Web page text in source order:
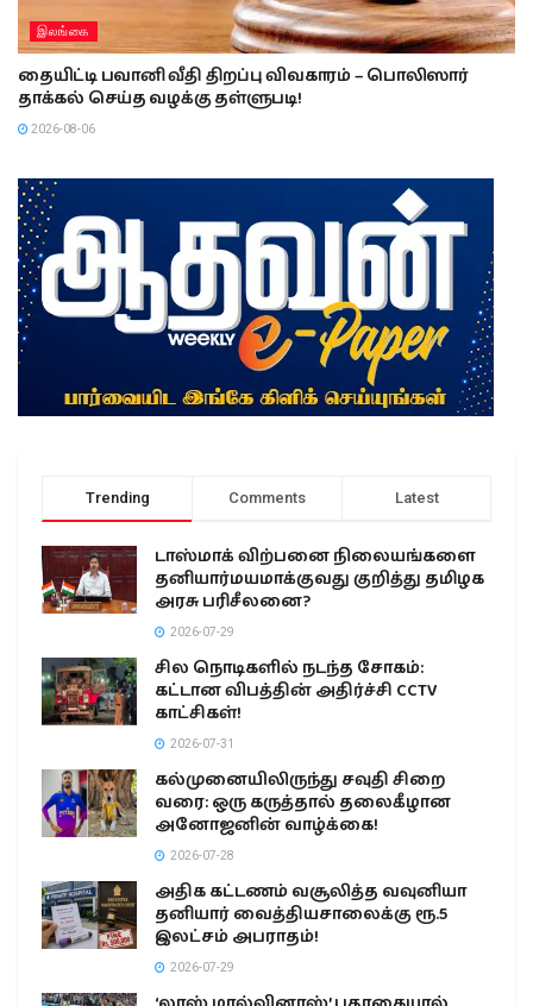
இலங்கை
தையிட்டி பவானி வீதி திறப்பு விவகாரம் – பொலிஸார்
தாக்கல் செய்த வழக்கு தள்ளுபடி!
2026-08-06
Trending Comments Latest
டாஸ்மாக் விற்பனை நிலையங்களை
தனியார்மயமாக்குவது குறித்து தமிழக
அரசு பரிசீலனை?
2026-07-29
சில நொடிகளில் நடந்த சோகம்:
கட்டான விபத்தின் அதிர்ச்சி CCTV
காட்சிகள்!
2026-07-31
கல்முனையிலிருந்து சவுதி சிறை
வரை: ஒரு கருத்தால் தலைகீழான
அனோஜனின் வாழ்க்கை!
2026-07-28
அதிக கட்டணம் வசூலித்த வவுனியா
தனியார் வைத்தியசாலைக்கு ரூ.5
இலட்சம் அபராதம்!
2026-07-29